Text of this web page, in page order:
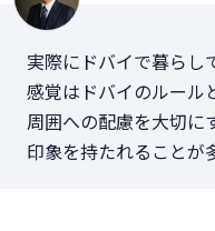
実際にドバイで暮らし
感覚はドバイのルール
周囲への配慮を大切に
印象を持たれることが